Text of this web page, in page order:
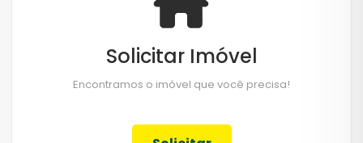
Solicitar Imóvel
Encontramos o imóvel que você precisa!